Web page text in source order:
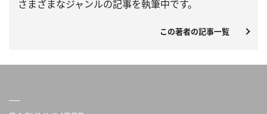
さまざまなジャンルの記事を執筆中です。
この著者の記事一覧